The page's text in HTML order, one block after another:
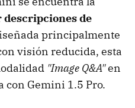
descripciones de
principalmente
visión reducida, esta
"Image Q&A"en
con Gemini 1.5 Pro.